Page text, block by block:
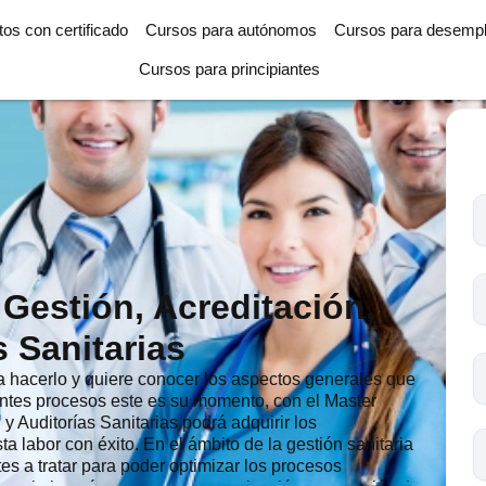
con certificado Cursos para autónomos Cursos para
Cursos para principiantes
Acreditación,
Sanitarias
y quiere conocer los aspectos generales que
procesos este es su momento, con el Master
Auditorías Sanitarias podrá adquirir los
labor con éxito. En el ámbito de la gestión sanitaria
a tratar para poder optimizar los procesos